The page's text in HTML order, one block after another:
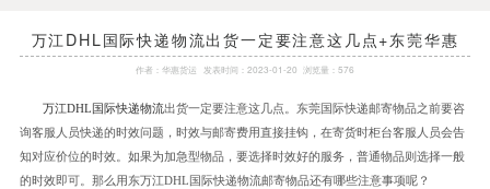
万江DHL国际快递物流出货一定要注意这几点+东莞华惠
作者： 华惠货运 发表时间： 2023-01-20 浏览量：576
万江DHL 国际快递物流出货一定要注意这几点。东莞国际快递邮寄物品之前要咨
询客服人员快递的时效问题，时效与邮寄费用直接挂钩，在寄货时柜台客服人员会告
知对应价位的时效。如果为加急型物品，要选择时效好的服务，普通物品则选择一般
的时效即可。那么用东万江DHL 国际快递物流邮寄物品还有哪些注意事项呢？